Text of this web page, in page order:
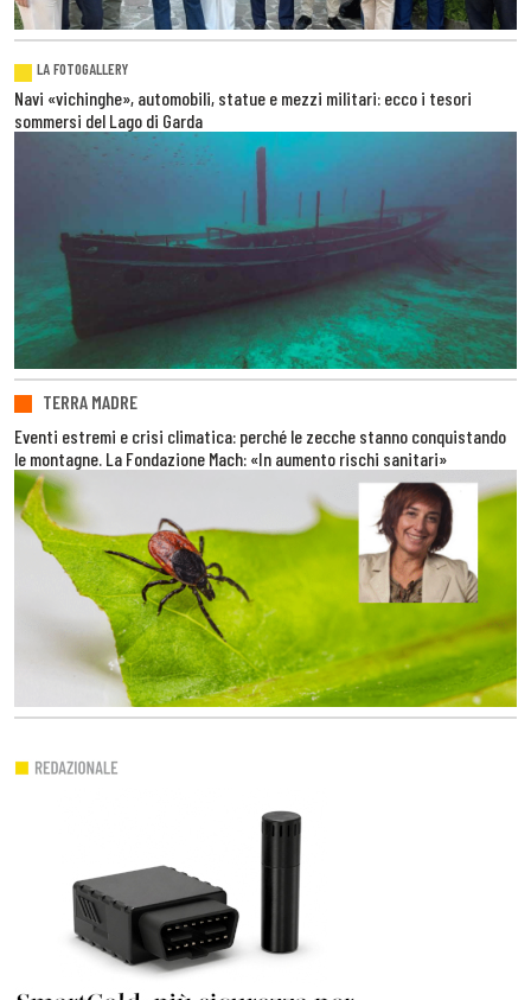
LA FOTOGALLERY
Navi «vichinghe», automobili, statue e mezzi militari: ecco i tesori
sommersi del Lago di Garda
TERRA MADRE
Eventi estremi e crisi climatica: perché le zecche stanno conquistando
le montagne. La Fondazione Mach: «In aumento rischi sanitari»